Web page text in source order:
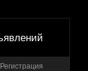
Регистрация